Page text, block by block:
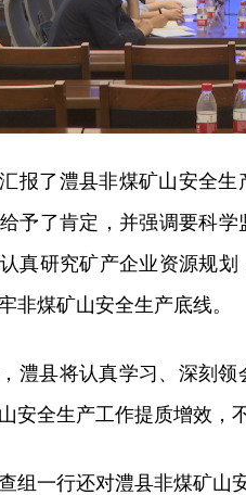
报了澧县非煤矿山安全
予了肯定，并强调要科
真研究矿产企业资源规
非煤矿山安全生产底线。
澧县将认真学习、深刻
安全生产工作提质增效，
组一行还对澧县非煤矿山